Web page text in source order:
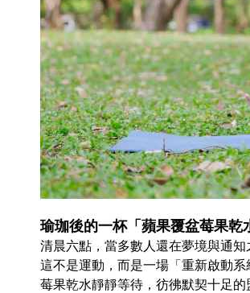
瑜珈後的⼀杯「蘋果覆盆莓果
清晨六點，當多數⼈還在夢境與通
這不是運動，⽽是⼀場「重新啟動
莓果乾⽔靜靜等待，彷彿默契⼗⾜的